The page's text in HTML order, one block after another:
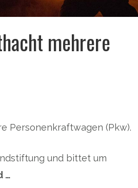
mehrere
Personenkraftwagen (Pkw).
und bittet um
…